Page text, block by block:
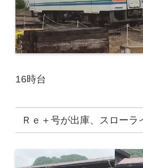
16時台
Ｒｅ＋号が出庫、スローラ